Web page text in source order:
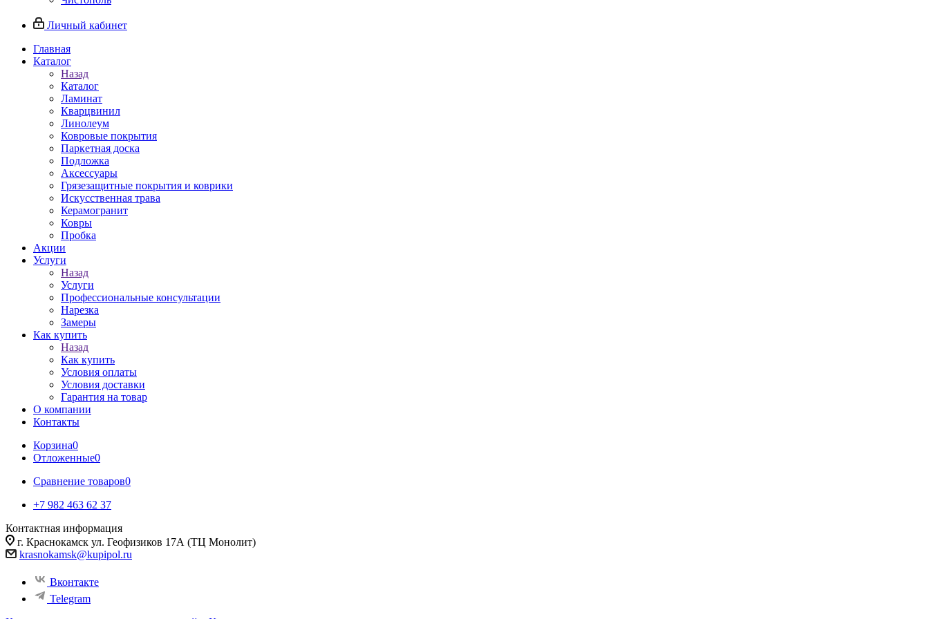
Личный кабинет
Главная
Каталог
Назад
Каталог
Ламинат
Кварцвинил
Линолеум
Ковровые покрытия
Паркетная доска
Подложка
Аксессуары
Грязезащитные покрытия и коврики
Искусственная трава
Керамогранит
Ковры
Пробка
Акции
Услуги
Назад
Услуги
Профессиональные консультации
Нарезка
Замеры
Как купить
Назад
Как купить
Условия оплаты
Условия доставки
Гарантия на товар
О компании
Контакты
Корзина0
Отложенные0
Сравнение товаров0
+7 982 463 62 37
Контактная информация
г. Краснокамск ул. Геофизиков 17А (ТЦ Монолит)
krasnokamsk@kupipol.ru
Вконтакте
Telegram